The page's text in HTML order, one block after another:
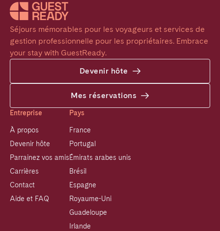
Séjours mémorables pour les voyageurs et services de
gestion professionnelle pour les propriétaires. Embrace
your stay with GuestReady.
Devenir hôte
Mes réservations
Entreprise
À propos
Devenir hôte
Parrainez vos amis
Carrières
Contact
Aide et FAQ
Pays
France
Portugal
Émirats arabes unis
Brésil
Espagne
Royaume-Uni
Guadeloupe
Irlande